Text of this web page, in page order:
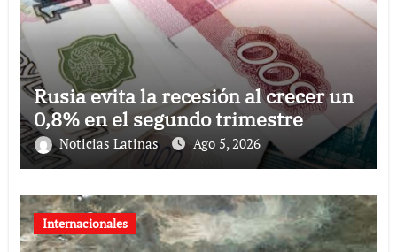
Rusia evita la recesión al crecer un
0,8% en el segundo trimestre
Noticias Latinas Ago 5, 2026
Internacionales